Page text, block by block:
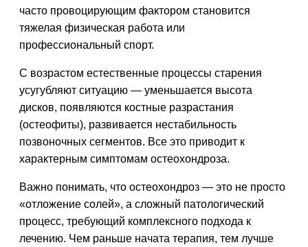
часто провоцирующим фактором становится
тяжелая физическая работа или
профессиональный спорт.
С возрастом естественные процессы старения
усугубляют ситуацию — уменьшается высота
дисков, появляются костные разрастания
(остеофиты), развивается нестабильность
позвоночных сегментов. Все это приводит к
характерным симптомам остеохондроза.
Важно понимать, что остеохондроз — это не просто
«отложение солей», а сложный патологический
процесс, требующий комплексного подхода к
лечению. Чем раньше начата терапия, тем лучше